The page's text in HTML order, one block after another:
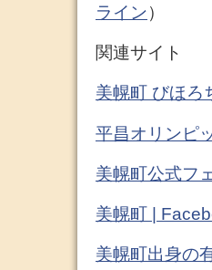
ライン）
関連サイト
美幌町 びほろ
平昌オリンピ
美幌町公式フ
美幌町 |
美幌町出身の